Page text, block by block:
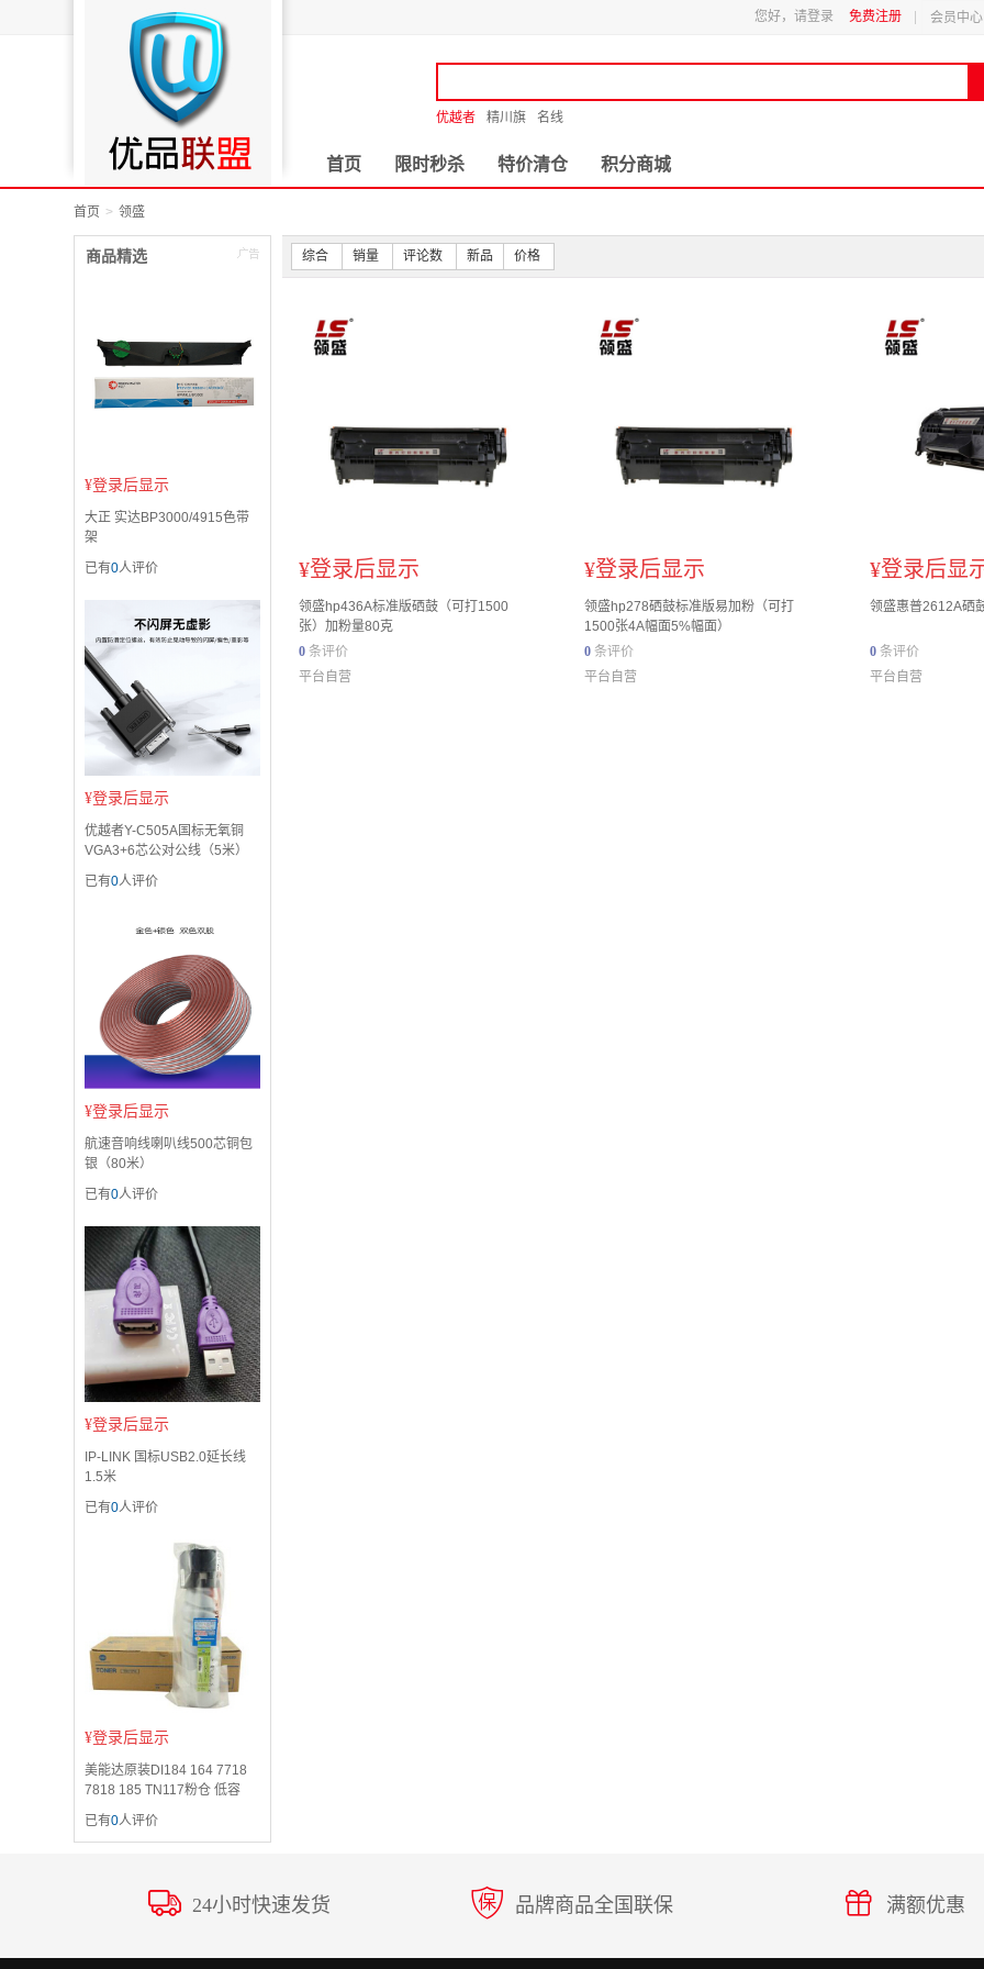
您好，请登录 免费注册 会员中心
优越者 精川旗 名线
首页 限时秒杀 特价清仓 积分商城
首页 领盛
商品精选
¥登录后显示
大正 实达BP3000/4915色带
架
已有0人评价
¥登录后显示
优越者Y-C505A国标无氧铜
VGA3+6芯公对公线（5米）
已有0人评价
¥登录后显示
航速音响线喇叭线500芯铜包
银（80米）
已有0人评价
¥登录后显示
IP-LINK 国标USB2.0延长线
1.5米
已有0人评价
¥登录后显示
美能达原装DI184 164 7718
7818 185 TN117粉仓 低容
已有0人评价
综合 销量 评论数 新品 价格
¥登录后显示
领盛hp436A标准版硒鼓（可打1500
张）加粉量80克
0 条评价
平台自营
¥登录后显示
领盛hp278硒鼓标准版易加粉（可打
1500张4A幅面5%幅面）
0 条评价
平台自营
¥登录后显
领盛惠普2612A硒
0 条评价
平台自营
24小时快速发货 品牌商品全国联保 满额优惠